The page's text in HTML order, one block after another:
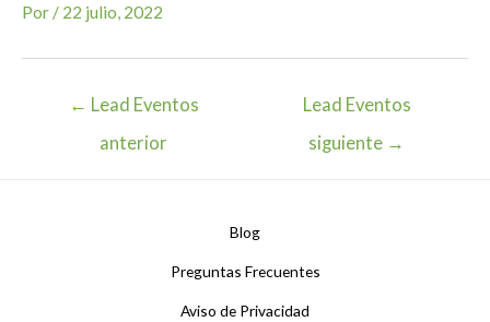
Por / 22 julio, 2022
Navegación
← Lead Eventos
anterior
Lead Eventos
siguiente →
Blog
Preguntas Frecuentes
Aviso de Privacidad